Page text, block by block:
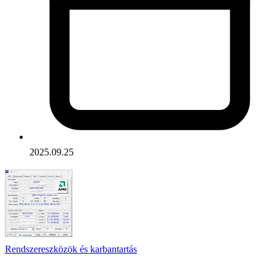
2025.09.25
Rendszereszközök és karbantartás